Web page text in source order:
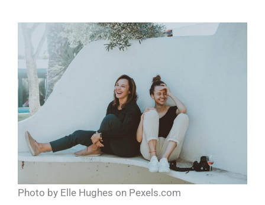
Photo by Elle Hughes on Pexels.com